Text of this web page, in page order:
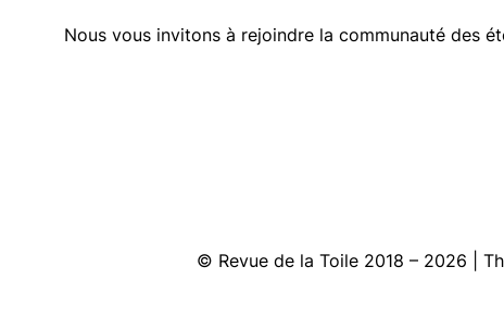
Nous vous invitons à rejoindre la communauté des
© Revue de la Toile 2018 – 2026 |